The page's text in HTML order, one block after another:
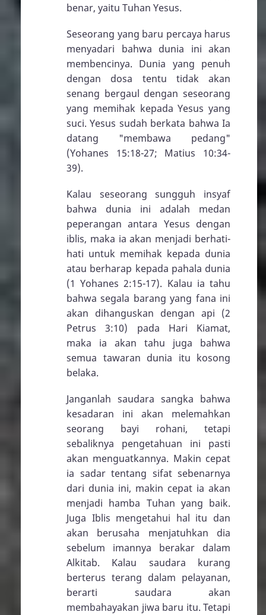
benar, yaitu Tuhan Yesus.
Seseorang yang baru percaya harus
menyadari bahwa dunia ini akan
membencinya. Dunia yang penuh
dengan dosa tentu tidak akan
senang bergaul dengan seseorang
yang memihak kepada Yesus yang
suci. Yesus sudah berkata bahwa Ia
datang "membawa pedang"
(Yohanes 15:18-27; Matius 10:34-
39).
Kalau seseorang sungguh insyaf
bahwa dunia ini adalah medan
peperangan antara Yesus dengan
iblis, maka ia akan menjadi berhati-
hati untuk memihak kepada dunia
atau berharap kepada pahala dunia
(1 Yohanes 2:15-17). Kalau ia tahu
bahwa segala barang yang fana ini
akan dihanguskan dengan api (2
Petrus 3:10) pada Hari Kiamat,
maka ia akan tahu juga bahwa
semua tawaran dunia itu kosong
belaka.
Janganlah saudara sangka bahwa
kesadaran ini akan melemahkan
seorang bayi rohani, tetapi
sebaliknya pengetahuan ini pasti
akan menguatkannya. Makin cepat
ia sadar tentang sifat sebenarnya
dari dunia ini, makin cepat ia akan
menjadi hamba Tuhan yang baik.
Juga Iblis mengetahui hal itu dan
akan berusaha menjatuhkan dia
sebelum imannya berakar dalam
Alkitab. Kalau saudara kurang
berterus terang dalam pelayanan,
berarti saudara akan
membahayakan jiwa baru itu. Tetapi